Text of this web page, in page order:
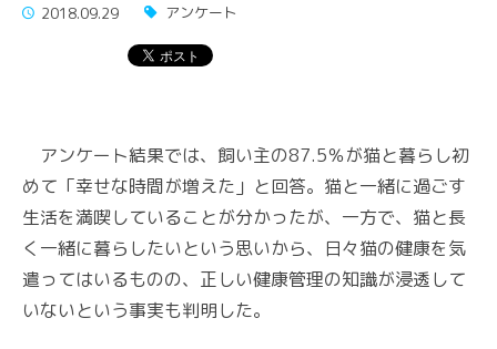
2018.09.29 アンケート
アンケート結果では、飼い主の87.5％が猫と暮らし初
めて「幸せな時間が増えた」と回答。猫と一緒に過ごす
生活を満喫していることが分かったが、一方で、猫と長
く一緒に暮らしたいという思いから、日々猫の健康を気
遣ってはいるものの、正しい健康管理の知識が浸透して
いないという事実も判明した。